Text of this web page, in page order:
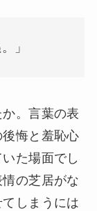
」
。言葉の表
悔と羞恥心
た場面でし
の芝居がな
しまうには